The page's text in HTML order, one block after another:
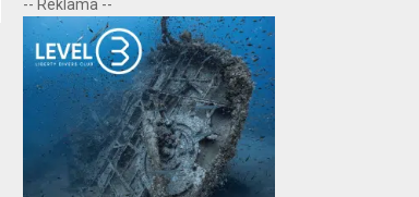
-- Reklama --